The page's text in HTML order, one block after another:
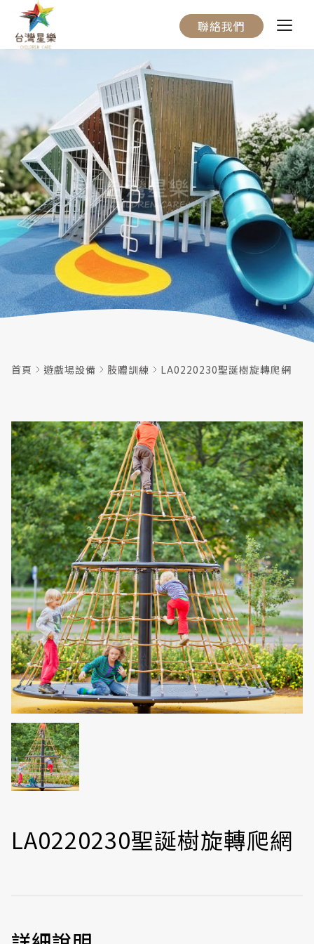
聯絡我們
關於我們
服務流程
產品介紹
實際案例
聯絡我們
首頁 遊戲場設備 肢體訓練 LA0220230聖誕樹旋轉爬網
LA0220230聖誕樹旋轉爬網